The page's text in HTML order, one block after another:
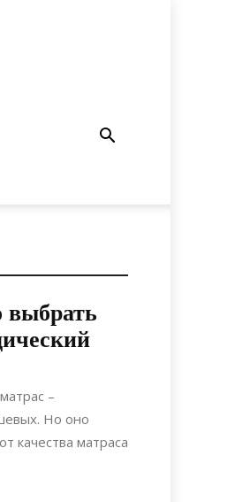
выбрать
–
Но оно
качества матраса